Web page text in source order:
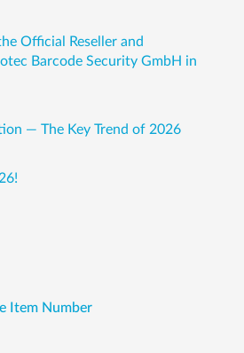
Official Reseller and
Barcode Security GmbH in
— The Key Trend of 2026
Item Number